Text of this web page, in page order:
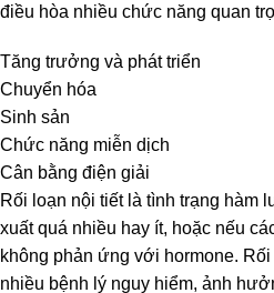
điều hòa nhiều chức năng quan
Tăng trưởng và phát triển
Chuyển hóa
Sinh sản
Chức năng miễn dịch
Cân bằng điện giải
Rối loạn nội tiết là tình trạng hàm
xuất quá nhiều hay ít, hoặc nếu
không phản ứng với hormone.
nhiều bệnh lý nguy hiểm, ảnh